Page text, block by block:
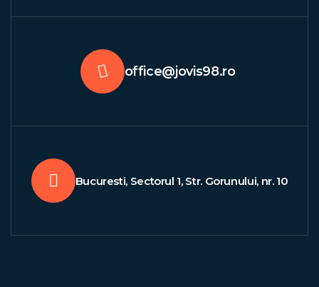
office@jovis98.ro
Bucuresti, Sectorul 1, Str. Gorunului, nr. 10